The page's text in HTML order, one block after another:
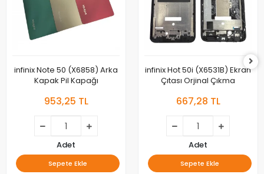
infinix Note 50 (X6858) Arka
Kapak Pil Kapağı
953,25 TL
Adet
Sepete Ekle
infinix Hot 50i (X6531B) Ekran
Çıtası Orjinal Çıkma
667,28 TL
Adet
Sepete Ekle